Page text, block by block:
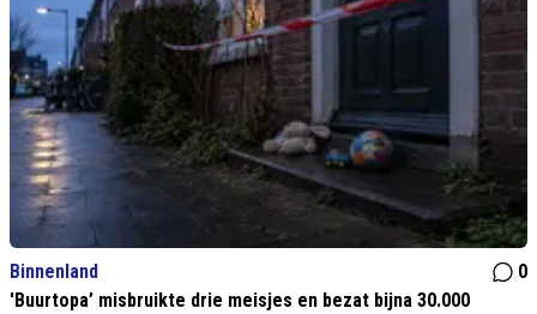
Binnenland
0
'Buurtopa’ misbruikte drie meisjes en bezat bijna 30.000